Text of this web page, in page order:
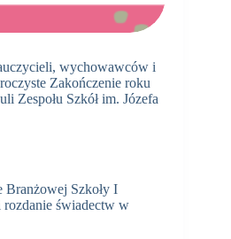
wychowawców i
Zakończenie roku
Zespołu Szkół im. Józefa
Branżowej Szkoły I
rozdanie świadectw w